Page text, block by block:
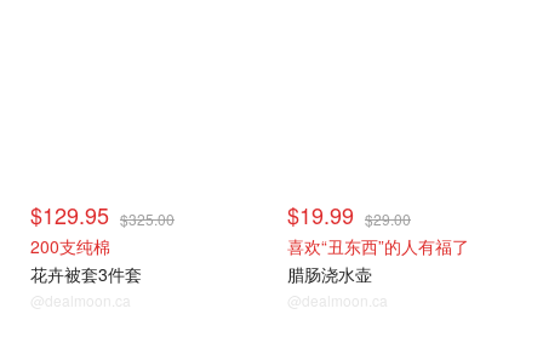
$129.95 $325.00
200支纯棉
花卉被套3件套
@dealmoon.ca
$19.99 $29.00
喜欢“丑东西”的人有福了
腊肠浇水壶
@dealmoon.ca